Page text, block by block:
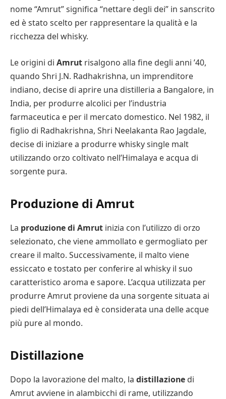
nome “Amrut” significa “nettare degli dei” in sanscrito
ed è stato scelto per rappresentare la qualità e la
ricchezza del whisky.
Le origini di Amrut risalgono alla fine degli anni ’40,
quando Shri J.N. Radhakrishna, un imprenditore
indiano, decise di aprire una distilleria a Bangalore, in
India, per produrre alcolici per l’industria
farmaceutica e per il mercato domestico. Nel 1982, il
figlio di Radhakrishna, Shri Neelakanta Rao Jagdale,
decise di iniziare a produrre whisky single malt
utilizzando orzo coltivato nell’Himalaya e acqua di
sorgente pura.
Produzione di Amrut
La produzione di Amrut inizia con l’utilizzo di orzo
selezionato, che viene ammollato e germogliato per
creare il malto. Successivamente, il malto viene
essiccato e tostato per conferire al whisky il suo
caratteristico aroma e sapore. L’acqua utilizzata per
produrre Amrut proviene da una sorgente situata ai
piedi dell’Himalaya ed è considerata una delle acque
più pure al mondo.
Distillazione
Dopo la lavorazione del malto, la distillazione di
Amrut avviene in alambicchi di rame, utilizzando